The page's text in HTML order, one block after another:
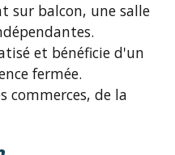
sur balcon, une salle
et bénéficie d'un
fermée.
commerces, de la